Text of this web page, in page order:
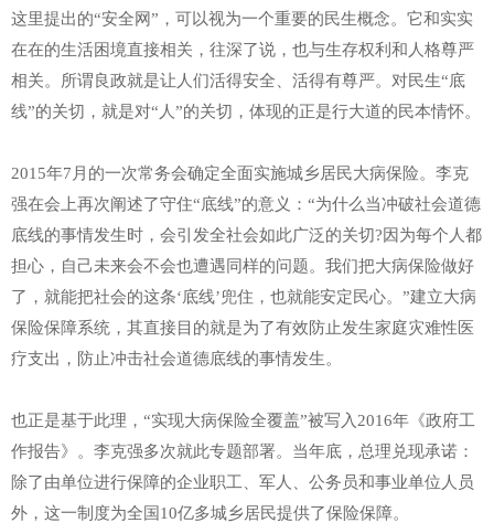
这里提出的“安全网”，可以视为一个重要的民生概念。它和实实
在在的生活困境直接相关，往深了说，也与生存权利和人格尊严
相关。所谓良政就是让人们活得安全、活得有尊严。对民生“底
线”的关切，就是对“人”的关切，体现的正是行大道的民本情怀。
2015年7月的一次常务会确定全面实施城乡居民大病保险。李克
强在会上再次阐述了守住“底线”的意义：“为什么当冲破社会道德
底线的事情发生时，会引发全社会如此广泛的关切?因为每个人都
担心，自己未来会不会也遭遇同样的问题。我们把大病保险做好
了，就能把社会的这条‘底线’兜住，也就能安定民心。”建立大病
保险保障系统，其直接目的就是为了有效防止发生家庭灾难性医
疗支出，防止冲击社会道德底线的事情发生。
也正是基于此理，“实现大病保险全覆盖”被写入2016年《政府工
作报告》。李克强多次就此专题部署。当年底，总理兑现承诺：
除了由单位进行保障的企业职工、军人、公务员和事业单位人员
外，这一制度为全国10亿多城乡居民提供了保险保障。